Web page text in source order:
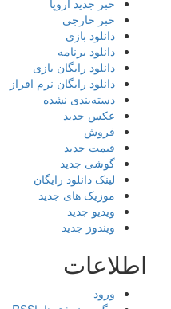
خبر جدید اروپا
خبر خارجی
دانلود بازی
دانلود برنامه
دانلود رایگان بازی
دانلود رایگان نرم افراز
دسته‌بندی نشده
عکس جدید
فروش
قیمت جدید
گوشی جدید
لینک دانلود رایگان
موزیک های جدید
ویدیو جدید
ویندوز جدید
اطلاعات
ورود